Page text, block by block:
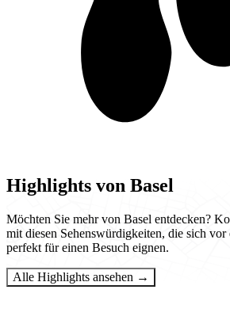
Highlights von Basel
Möchten Sie mehr von Basel entdecken?
mit diesen Sehenswürdigkeiten, die sich vor
perfekt für einen Besuch eignen.
Alle Highlights ansehen →